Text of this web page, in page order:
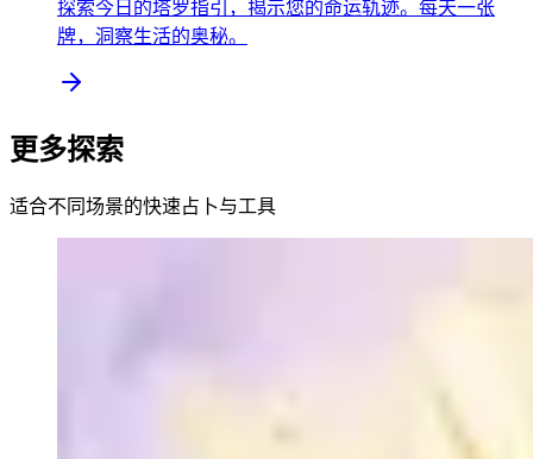
探索今日的塔罗指引，揭示您的命运轨迹。每天一张
牌，洞察生活的奥秘。
更多探索
适合不同场景的快速占卜与工具